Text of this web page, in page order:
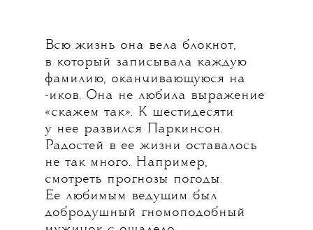
Всю жизнь она вела блокнот,
в который записывала каждую
фамилию, оканчивающуюся на
-иков. Она не любила выражение
«скажем так». К шестидесяти
у нее развился Паркинсон.
Радостей в ее жизни оставалось
не так много. Например,
смотреть прогнозы погоды.
Ее любимым ведущим был
добродушный гномоподобный